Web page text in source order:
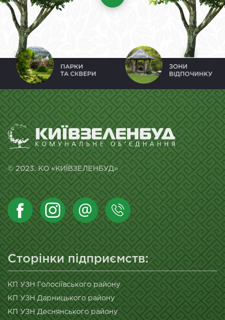
© 2023. КО «КИЇВЗЕЛЕНБУД»
Сторінки підприємств:
КП УЗН Голосіївського району
КП УЗН Дарницького району
КП УЗН Деснянського району